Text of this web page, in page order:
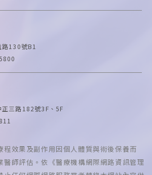
a
e
130號B1
三路182號3F、5F
程效果及副作用因個人體質與術後保養而
醫師評估。依《醫療機構網際網路資訊管理